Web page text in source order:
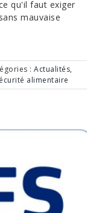
qu'il faut exiger
mauvaise
: Actualités,
alimentaire